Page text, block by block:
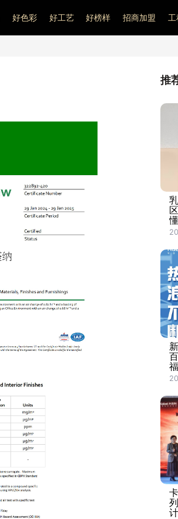
好色彩 好工艺 好榜样 招商加盟
推